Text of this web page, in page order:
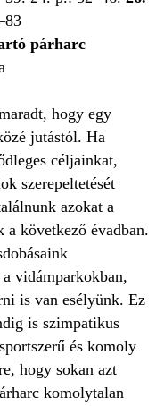
párharc
hogy egy
jutástól. Ha
céljainkat,
szerepeltetését
azokat a
következő évadban.
vidámparkokban,
is van esélyünk. Ez
is szimpatikus
és komoly
hogy sokan azt
komolytalan